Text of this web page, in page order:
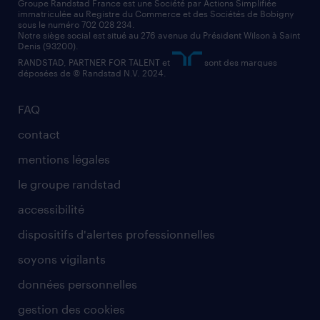
assistant administratif
comptable
FAQ
contact
mentions légales
le groupe randstad
accessibilité
dispositifs d'alertes professionnelles
soyons vigilants
données personnelles
gestion des cookies
Groupe Randstad France est une Société par Actions Simplifiée
immatriculée au Registre du Commerce et des Sociétés de Bobigny
sous le numéro 702 028 234.
Notre siège social est situé au 276 avenue du Président Wilson à Saint
Denis (93200).
RANDSTAD, PARTNER FOR TALENT et
sont des marques
déposées de © Randstad N.V. 2024.